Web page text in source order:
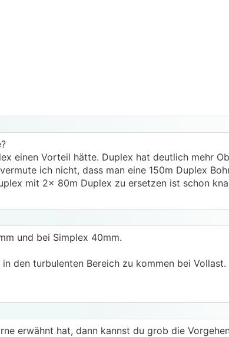
einen Vorteil hätte. Duplex hat deutlich mehr
ich nicht, dass man eine 150m Duplex
mit 2x 80m Duplex zu ersetzen ist schon
und bei Simplex 40mm.
den turbulenten Bereich zu kommen bei Vollast.
erwähnt hat, dann kannst du grob die